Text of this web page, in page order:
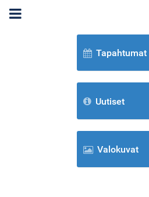
Tapahtumat
Uutiset
Valokuvat